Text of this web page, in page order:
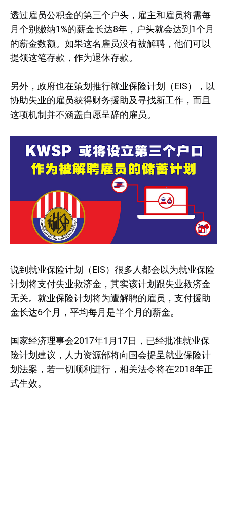
透过雇员公积金的第三个户头，雇主和雇员将需每
月个别缴纳1%的薪金长达8年，户头就会达到1个月
的薪金数额。如果这名雇员没有被解聘，他们可以
提领这笔存款，作为退休存款。
另外，政府也在策划推行就业保险计划（EIS），以
协助失业的雇员获得财务援助及寻找新工作，而且
这项机制并不涵盖自愿呈辞的雇员。
说到就业保险计划（EIS）很多人都会以为就业保险
计划将支付失业救济金，其实该计划跟失业救济金
无关。就业保险计划将为遭解聘的雇员，支付援助
金长达6个月，平均每月是半个月的薪金。
国家经济理事会2017年1月17日，已经批准就业保
险计划建议，人力资源部将向国会提呈就业保险计
划法案，若一切顺利进行，相关法令将在2018年正
式生效。